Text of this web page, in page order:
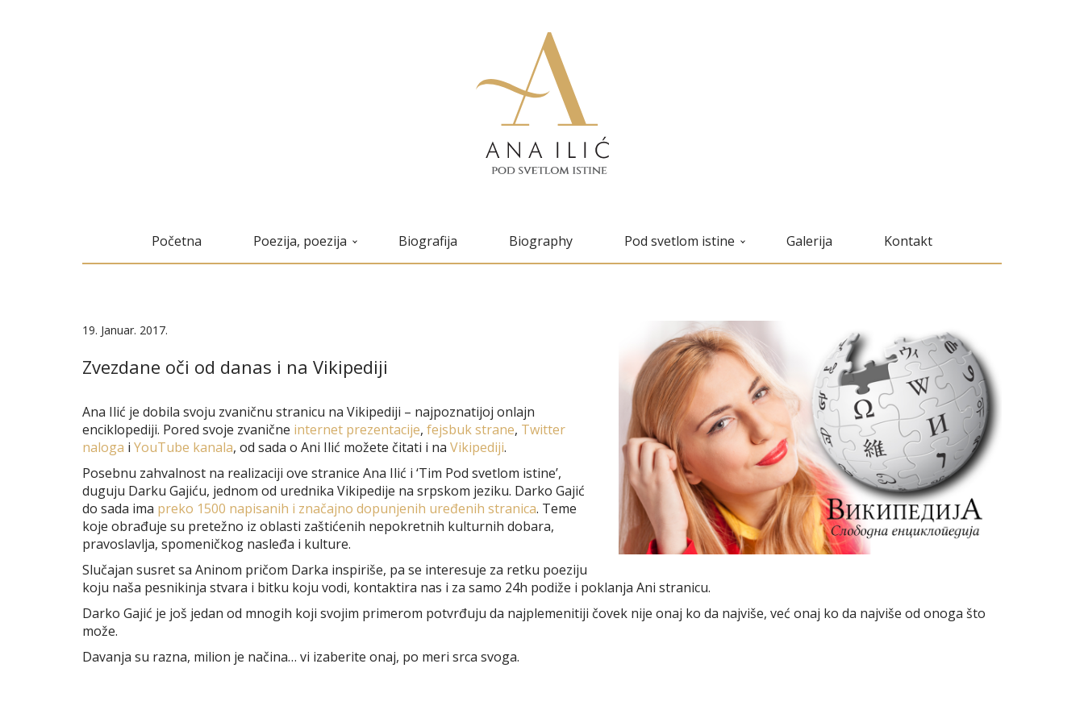
Početna Poezija, poezija Biografija Biography Pod svetlom istine Galerija Kontakt
19. Januar. 2017.
Zvezdane oči od danas i na Vikipediji
Ana Ilić je dobila svoju zvaničnu stranicu na Vikipediji – najpoznatijoj onlajn
enciklopediji. Pored svoje zvanične internet prezentacije, fejsbuk strane, Twitter
naloga i YouTube kanala, od sada o Ani Ilić možete čitati i na Vikipediji.
Posebnu zahvalnost na realizaciji ove stranice Ana Ilić i ‘Tim Pod svetlom istine’,
duguju Darku Gajiću, jednom od urednika Vikipedije na srpskom jeziku. Darko Gajić
do sada ima preko 1500 napisanih i značajno dopunjenih uređenih stranica. Teme
koje obrađuje su pretežno iz oblasti zaštićenih nepokretnih kulturnih dobara,
pravoslavlja, spomeničkog nasleđa i kulture.
Slučajan susret sa Aninom pričom Darka inspiriše, pa se interesuje za retku poeziju
koju naša pesnikinja stvara i bitku koju vodi, kontaktira nas i za samo 24h podiže i poklanja Ani stranicu.
Darko Gajić je još jedan od mnogih koji svojim primerom potvrđuju da najplemenitiji čovek nije onaj ko da najviše, već onaj ko da najviše od onoga što
može.
Davanja su razna, milion je načina… vi izaberite onaj, po meri srca svoga.